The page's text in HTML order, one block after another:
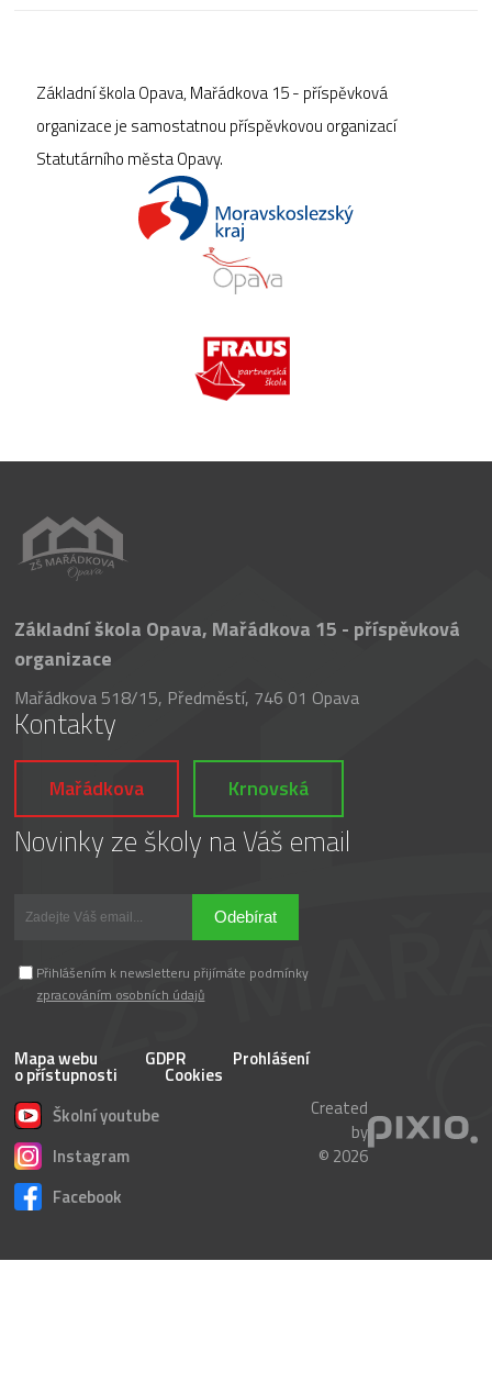
Základní škola Opava, Mařádkova 15 - příspěvková
organizace je samostatnou příspěvkovou organizací
Statutárního města Opavy.
Základní škola Opava, Mařádkova 15 - příspěvková
organizace
Mařádkova 518/15, Předměstí, 746 01 Opava
Kontakty
Mařádkova Krnovská
Novinky ze školy na Váš email
Odebírat
Přihlášením k newsletteru přijímáte podmínky
zpracováním osobních údajů
Mapa webu GDPR Prohlášení
o přístupnosti
Cookies
Školní youtube
Instagram
Facebook
Created
by
© 2026